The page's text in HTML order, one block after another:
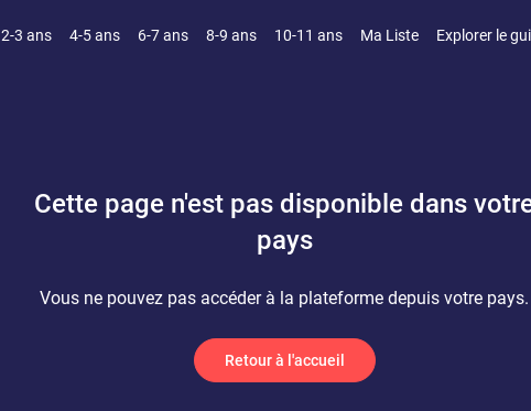
2-3 ans 4-5 ans 6-7 ans 8-9 ans 10-11 ans Ma Liste Explorer le
Cette page n'est pas disponible dans
pays
Vous ne pouvez pas accéder à la plateforme depuis votre pays.
Retour à l'accueil